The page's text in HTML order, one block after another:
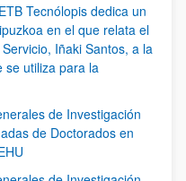
Tecnólopis dedica un
en el que relata el
Iñaki Santos, a la
se utiliza para la
de Investigación
de Doctorados en